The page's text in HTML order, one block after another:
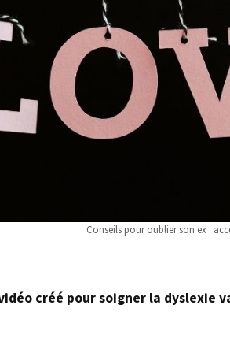
Conseils pour oublier son ex :
créé pour soigner la dyslexie